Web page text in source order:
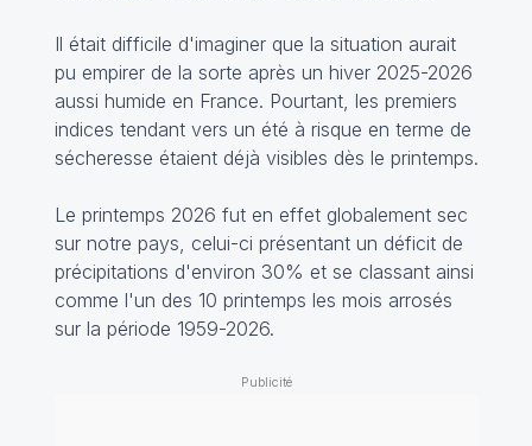
Il était difficile d'imaginer que la situation aurait
pu empirer de la sorte après un hiver 2025-2026
aussi humide en France. Pourtant, les premiers
indices tendant vers un été à risque en terme de
sécheresse étaient déjà visibles dès le printemps.
Le printemps 2026 fut en effet globalement sec
sur notre pays, celui-ci présentant un déficit de
précipitations d'environ 30% et se classant ainsi
comme l'un des 10 printemps les mois arrosés
sur la période 1959-2026.